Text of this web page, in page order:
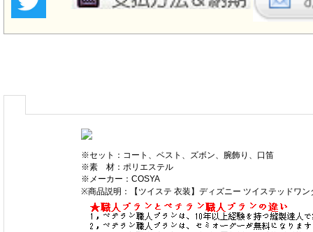
※セット：コート、ベスト、ズボン、腕飾り、口笛
※素 材：ポリエステル
※メーカー：COSYA
※商品説明：【ツイステ 衣装】ディズニー ツイステッドワ